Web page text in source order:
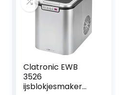
Clatronic EWB
3526
ijsblokjesmaker